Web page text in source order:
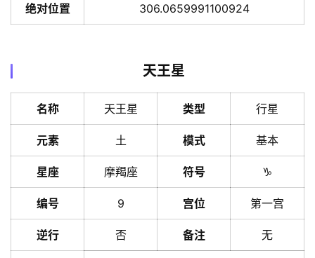
绝对位置 306.0659991100924
天王星
名称 天王星 类型 行星
元素 土 模式 基本
星座 摩羯座 符号 ♑️
编号 9 宫位 第一宫
逆行 否 备注 无